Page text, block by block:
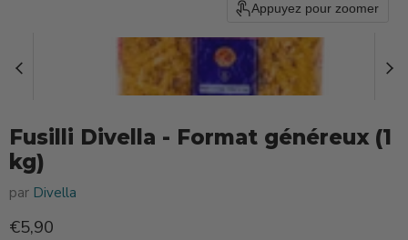
Appuyez pour zoomer
Fusilli Divella - Format généreux (1
kg)
par Divella
Prix actuel
€5,90